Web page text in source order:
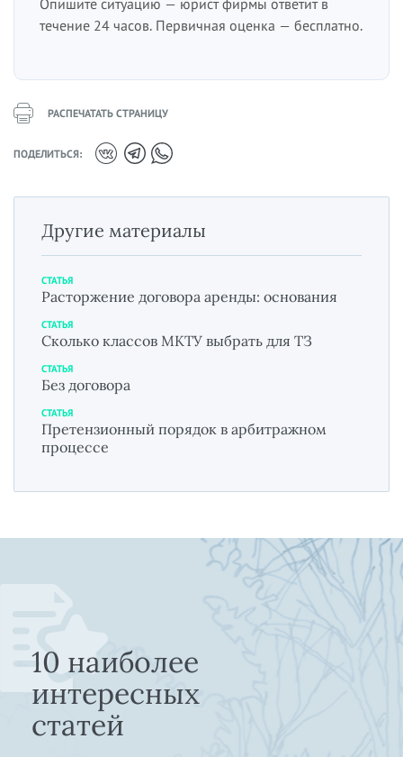
Опишите ситуацию — юрист фирмы ответит в
течение 24 часов. Первичная оценка — бесплатно.
РАСПЕЧАТАТЬ СТРАНИЦУ
ПОДЕЛИТЬСЯ:
Другие материалы
СТАТЬЯ
Расторжение договора аренды: основания
СТАТЬЯ
Сколько классов МКТУ выбрать для ТЗ
СТАТЬЯ
Без договора
СТАТЬЯ
Претензионный порядок в арбитражном
процессе
10 наиболее
интересных
статей